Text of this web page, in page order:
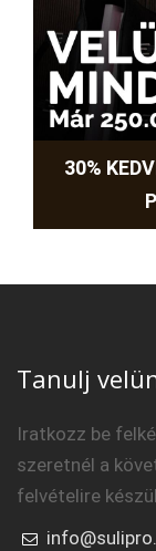
30%
Tanulj
Iratkozz be
szeretnél a
felvételire